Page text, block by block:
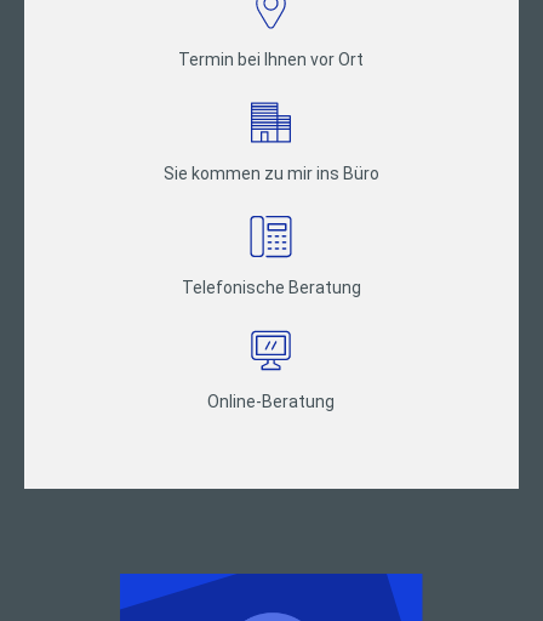
Termin bei Ihnen vor Ort
Sie kommen zu mir ins Büro
Telefonische Beratung
Online-Beratung